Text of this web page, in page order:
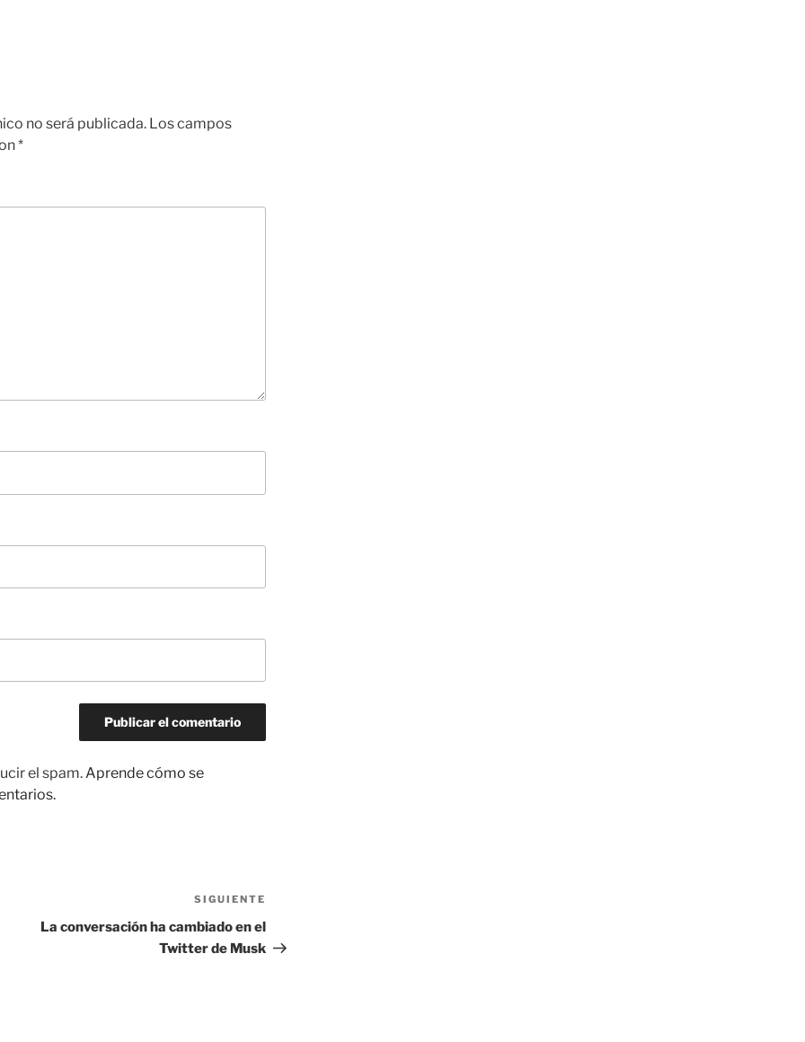
no será publicada. Los campos
*
el spam.Aprende cómo se
entrada
SIGUIENTE
La conversación ha cambiado en el
Twitter de Musk